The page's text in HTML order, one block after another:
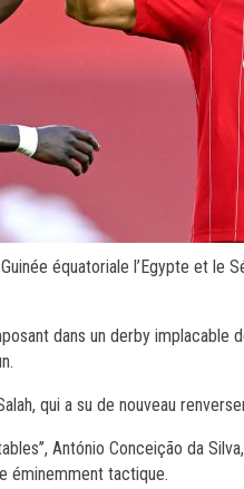
équatoriale l’Egypte et le
dans un derby
qui a su de nouveau
António Conceição da
éminemment tactique.